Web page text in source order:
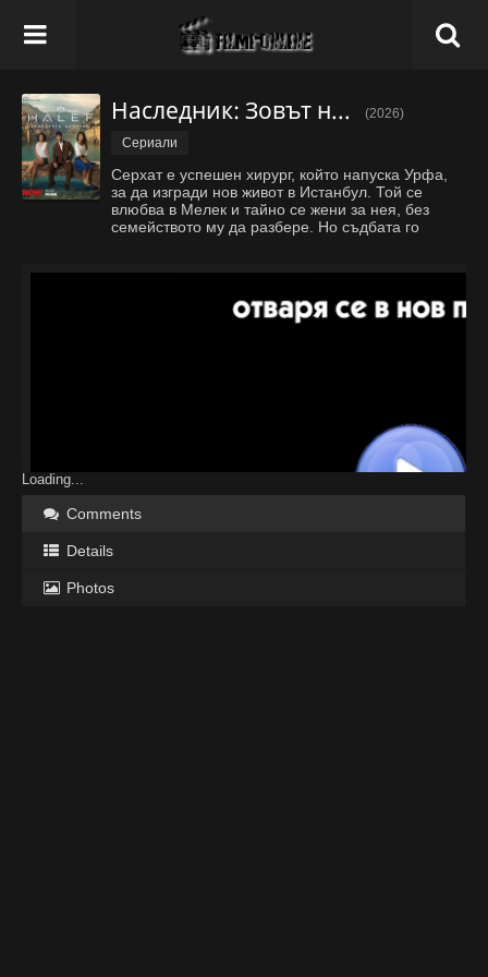
Наследник: Зовът на корените - Епизод 31
(2026)
Сериали
Серхат е успешен хирург, който напуска Урфа,
за да изгради нов живот в Истанбул. Той се
влюбва в Мелек и тайно се жени за нея, без
семейството му да разбере. Но съдбата го
Покажи всичко
Loading...
Comments
Details
Photos